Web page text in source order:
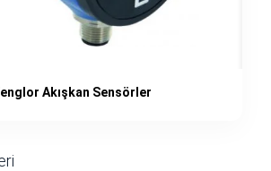
Akışkan Sensörler